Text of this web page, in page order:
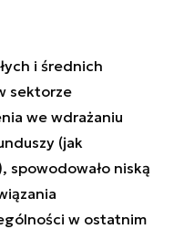
i średnich
sektorze
we wdrażaniu
(jak
spowodowało niską
w ostatnim